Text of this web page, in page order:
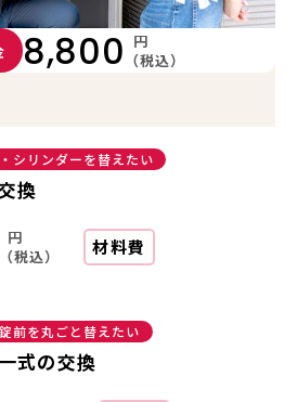
8,800 円
（税込）
シリンダーを替えたい
換
円
税込）
材料費
前を丸ごと替えたい
式の交換